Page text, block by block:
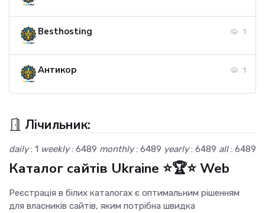
Besthosting 1
Антикор 1
Лічильник:
daily: 1 weekly: 6489 monthly: 6489 yearly: 6489 all: 6489
Каталог сайтів Ukraine ⭐🏆⭐ Web
Реєстрація в білих каталогах є оптимальним рішенням
для власників сайтів, яким потрібна швидка